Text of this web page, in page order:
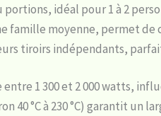
idéal pour 1 à 2
famille moyenne, permet
tiroirs indépendants,
1 300 et 2 000 watts,
°C à 230 °C) garantit un